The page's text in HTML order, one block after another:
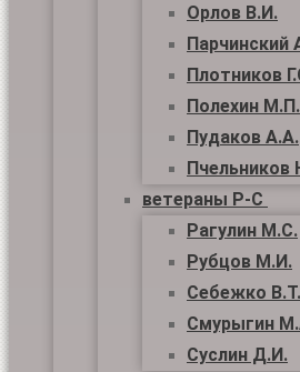
Орлов В.И.
Парчинский
Плотников
Полехин М.П.
Пудаков А.А.
Пчельников
ветераны Р-С
Рагулин М.С.
Рубцов М.И.
Себежко В.Т.
Смурыгин
Суслин Д.И.